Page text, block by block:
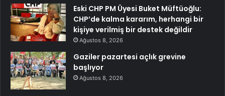
Eski CHP PM Üyesi Buket Müftüoğlu:
CHP’de kalma kararım, herhangi bir
kişiye verilmiş bir destek değildir
Ağustos 8, 2026
Gaziler pazartesi açlık grevine
başlıyor
Ağustos 8, 2026